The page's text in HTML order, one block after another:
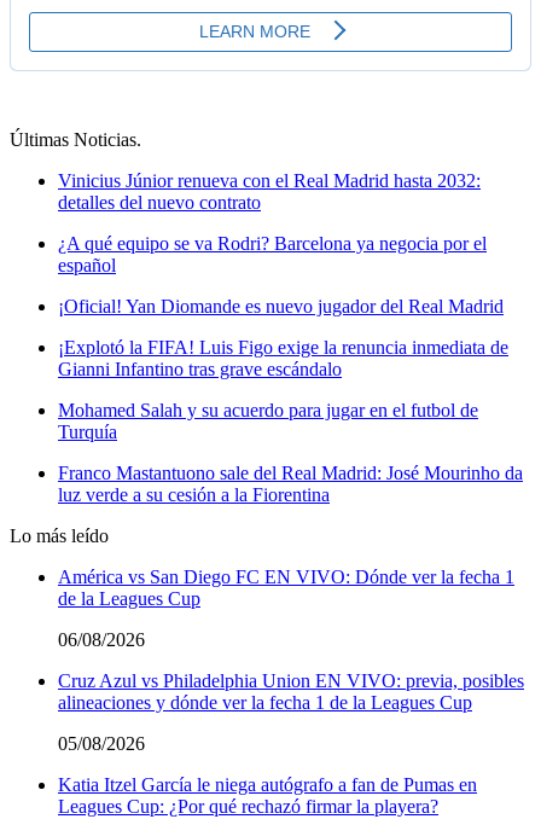
Últimas Noticias.
Vinicius Júnior renueva con el Real Madrid hasta 2032:
detalles del nuevo contrato
¿A qué equipo se va Rodri? Barcelona ya negocia por el
español
¡Oficial! Yan Diomande es nuevo jugador del Real Madrid
¡Explotó la FIFA! Luis Figo exige la renuncia inmediata de
Gianni Infantino tras grave escándalo
Mohamed Salah y su acuerdo para jugar en el futbol de
Turquía
Franco Mastantuono sale del Real Madrid: José Mourinho da
luz verde a su cesión a la Fiorentina
Lo más leído
América vs San Diego FC EN VIVO: Dónde ver la fecha 1
de la Leagues Cup
06/08/2026
Cruz Azul vs Philadelphia Union EN VIVO: previa, posibles
alineaciones y dónde ver la fecha 1 de la Leagues Cup
05/08/2026
Katia Itzel García le niega autógrafo a fan de Pumas en
Leagues Cup: ¿Por qué rechazó firmar la playera?